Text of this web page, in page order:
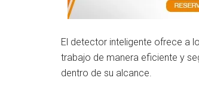
El detector inteligente ofrece a
trabajo de manera eficiente y
dentro de su alcance.